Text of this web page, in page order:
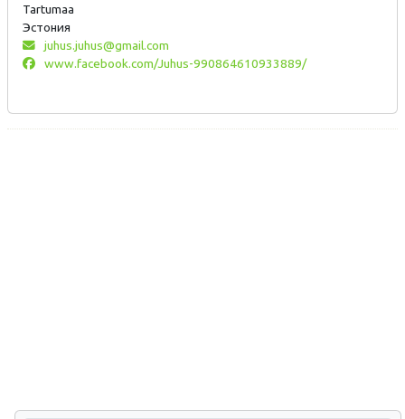
Tartumaa
Эстония
juhus.juhus@gmail.com
www.facebook.com/Juhus-990864610933889/